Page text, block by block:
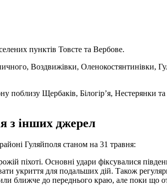
пунктів Товсте та Вербове.
Воздвижівки, Оленокостянтинівки,
поблизу Щербаків, Білогір’я, Нестерянки та
з інших джерел
Гуляйполя станом на 31 травня:
піхоті. Основні удари фіксувалися
укриття для подальших дій. Також
ближче до переднього краю, але поки що